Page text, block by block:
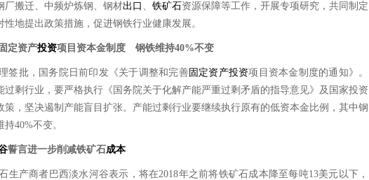
厂搬迁、中频炉炼钢、钢材出口 、 铁矿石资源保障等工作，开展专项研究，共同制定
性地提出政策措施，促进钢铁行业健康发展。
定资产投资项目资本金制度 钢铁维持40%不变
签批，国务院日前印发《关于调整和完善固定资产投资项目资本金制度的通知》。
过剩行业，要严格执行《国务院关于化解产能严重过剩矛盾的指导意见》及国家投资
策，坚决遏制产能盲目扩张。产能过剩行业要继续执行原有的低资本金比例，其中钢
40%不变。
誓言进一步削减铁矿石成本
生产商者巴西淡水河谷表示，将在2018年之前将铁矿石成本降至每吨13美元以下，